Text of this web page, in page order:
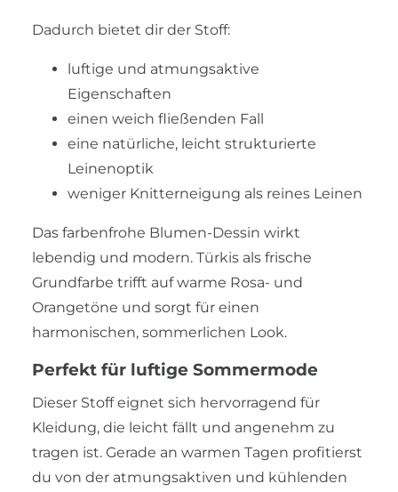
Dadurch bietet dir der Stoff:
luftige und atmungsaktive
Eigenschaften
einen weich fließenden Fall
eine natürliche, leicht strukturierte
Leinenoptik
weniger Knitterneigung als reines Leinen
Das farbenfrohe Blumen-Dessin wirkt
lebendig und modern. Türkis als frische
Grundfarbe trifft auf warme Rosa- und
Orangetöne und sorgt für einen
harmonischen, sommerlichen Look.
Perfekt für luftige Sommermode
Dieser Stoff eignet sich hervorragend für
Kleidung, die leicht fällt und angenehm zu
tragen ist. Gerade an warmen Tagen profitierst
du von der atmungsaktiven und kühlenden